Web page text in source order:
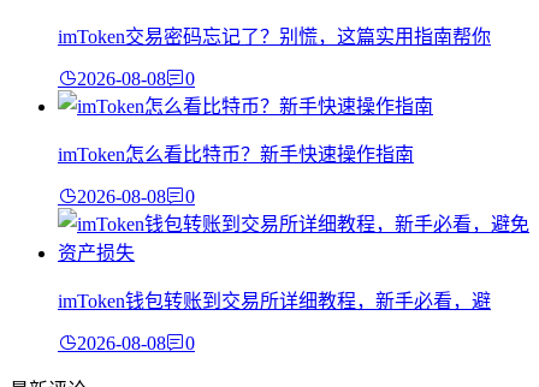
imToken交易密码忘记了？别慌，这篇实用指南帮你
2026-08-08 0
imToken怎么看比特币？新手快速操作指南
2026-08-08 0
imToken钱包转账到交易所详细教程，新手必看，避
2026-08-08 0